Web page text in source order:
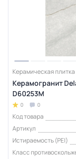
Керамическая плитка
Керамогранит
D60253M
0 0
Код товара
Артикул
Истираемость (PEI)
Класс